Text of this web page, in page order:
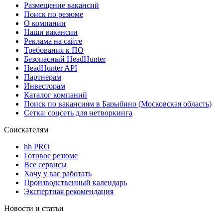
Размещение вакансий
Поиск по резюме
О компании
Наши вакансии
Реклама на сайте
Требования к ПО
Безопасный HeadHunter
HeadHunter API
Партнерам
Инвесторам
Каталог компаний
Поиск по вакансиям в Барыбино (Московская область)
Сетка: соцсеть для нетворкинга
Соискателям
hh PRO
Готовое резюме
Все сервисы
Хочу у вас работать
Производственный календарь
Экспертная рекомендация
Новости и статьи